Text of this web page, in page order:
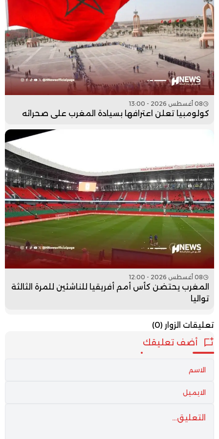
08 أغسطس 2026 - 13:00
كولومبيا تعلن اعترافها بسيادة المغرب على صحرائه
08 أغسطس 2026 - 12:00
المغرب يحتضن كأس أمم أفريقيا للناشئين للمرة الثالثة
تواليا
تعليقات الزوار (0)
أضف تعليقك